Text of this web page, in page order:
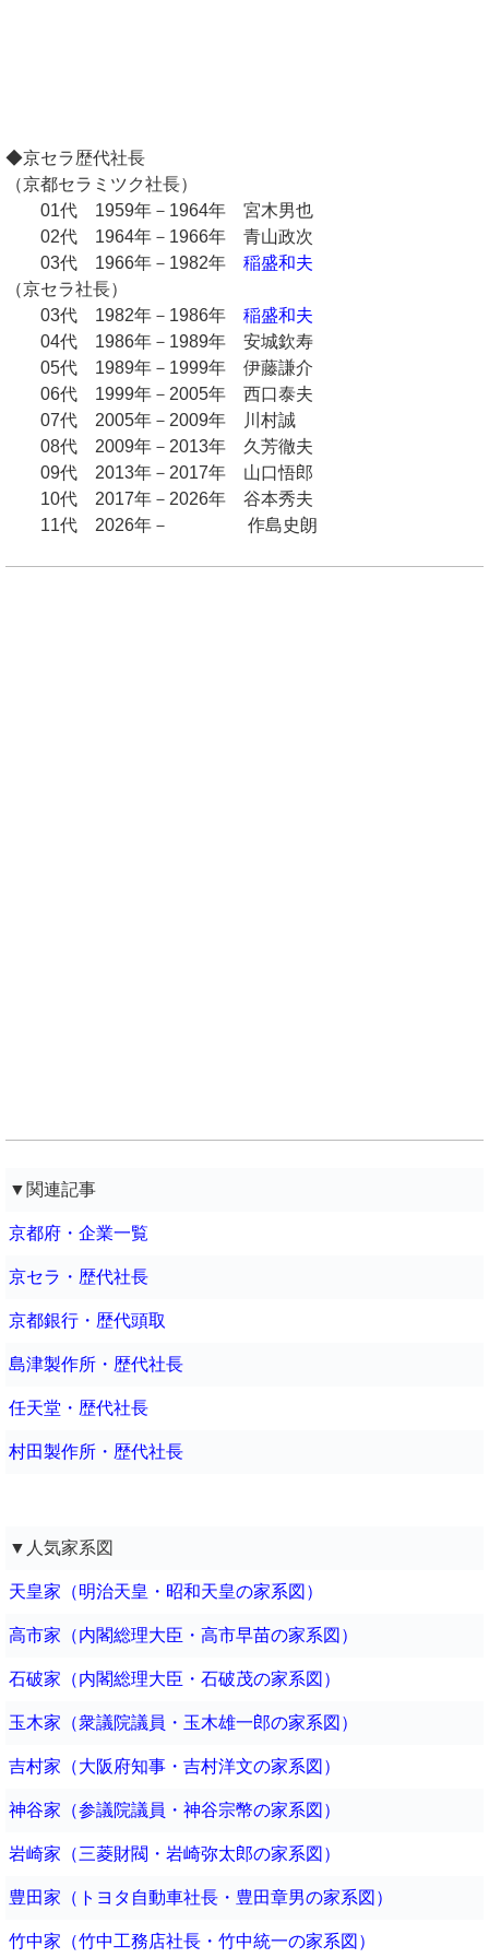
◆京セラ歴代社長
（京都セラミツク社長）
01代 1959年－1964年 宮木男也
02代 1964年－1966年 青山政次
03代 1966年－1982年 稲盛和夫
（京セラ社長）
03代 1982年－1986年 稲盛和夫
04代 1986年－1989年 安城欽寿
05代 1989年－1999年 伊藤謙介
06代 1999年－2005年 西口泰夫
07代 2005年－2009年 川村誠
08代 2009年－2013年 久芳徹夫
09代 2013年－2017年 山口悟郎
10代 2017年－2026年 谷本秀夫
11代 2026年－ 作島史朗
▼関連記事
京都府・企業一覧
京セラ・歴代社長
京都銀行・歴代頭取
島津製作所・歴代社長
任天堂・歴代社長
村田製作所・歴代社長
▼人気家系図
天皇家（明治天皇・昭和天皇の家系図）
高市家（内閣総理大臣・高市早苗の家系図）
石破家（内閣総理大臣・石破茂の家系図）
玉木家（衆議院議員・玉木雄一郎の家系図）
吉村家（大阪府知事・吉村洋文の家系図）
神谷家（参議院議員・神谷宗幣の家系図）
岩崎家（三菱財閥・岩崎弥太郎の家系図）
豊田家（トヨタ自動車社長・豊田章男の家系図）
竹中家（竹中工務店社長・竹中統一の家系図）